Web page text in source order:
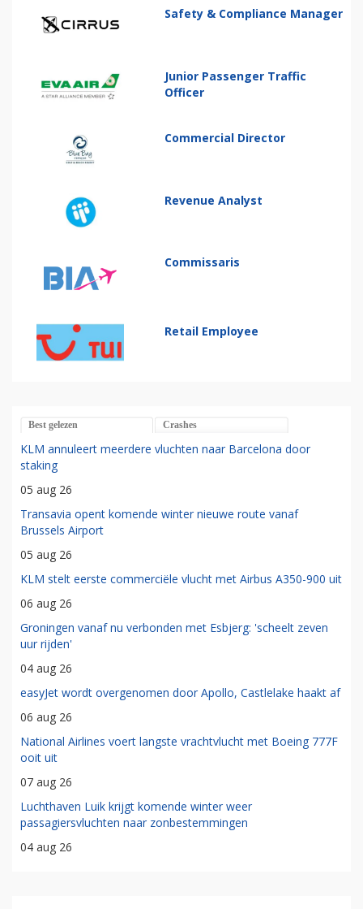
Safety & Compliance Manager
Junior Passenger Traffic
Officer
Commercial Director
Revenue Analyst
Commissaris
Retail Employee
Best gelezen Crashes
KLM annuleert meerdere vluchten naar Barcelona door
staking
05 aug 26
Transavia opent komende winter nieuwe route vanaf
Brussels Airport
05 aug 26
KLM stelt eerste commerciële vlucht met Airbus A350-900 uit
06 aug 26
Groningen vanaf nu verbonden met Esbjerg: 'scheelt zeven
uur rijden'
04 aug 26
easyJet wordt overgenomen door Apollo, Castlelake haakt af
06 aug 26
National Airlines voert langste vrachtvlucht met Boeing 777F
ooit uit
07 aug 26
Luchthaven Luik krijgt komende winter weer
passagiersvluchten naar zonbestemmingen
04 aug 26